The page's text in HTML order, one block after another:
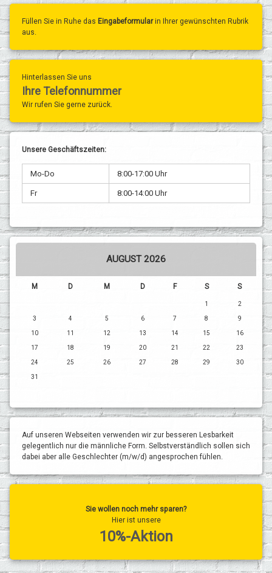
Füllen Sie in Ruhe das Eingabeformularin Ihrer gewünschten Rubrik
aus.
Hinterlassen Sie uns
Ihre Telefonnummer
Wir rufen Sie gerne zurück.
Unsere Geschäftszeiten:
Mo-Do 8:00-17:00 Uhr
Fr 8:00-14:00 Uhr
AUGUST 2026
M D M D F S S
1 2
3 4 5 6 7 8 9
10 11 12 13 14 15 16
17 18 19 20 21 22 23
24 25 26 27 28 29 30
31
Auf unseren Webseiten verwenden wir zur besseren Lesbarkeit
gelegentlich nur die männliche Form. Selbstverständlich sollen sich
dabei aber alle Geschlechter (m/w/d) angesprochen fühlen.
Sie wollen noch mehr sparen?
Hier ist unsere
10%-Aktion